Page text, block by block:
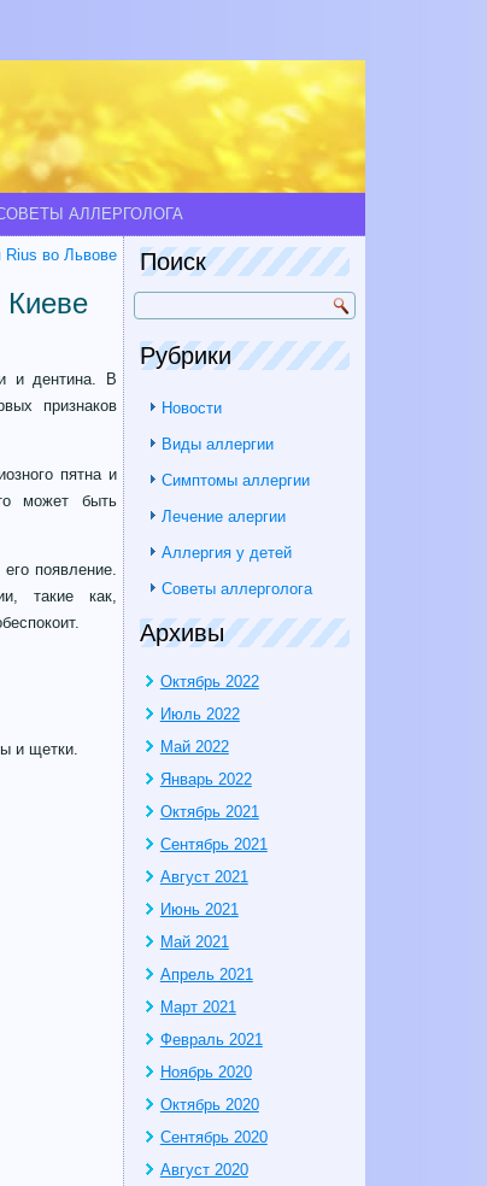
АЛЛЕРГОЛОГА
Rius во Львове
Киеве
и дентина. В
признаков
пятна и
может быть
появление.
такие как,
и щетки.
Поиск
Рубрики
Новости
Виды аллергии
Симптомы аллергии
Лечение алергии
Аллергия у детей
Советы аллерголога
Архивы
Октябрь 2022
Июль 2022
Май 2022
Январь 2022
Октябрь 2021
Сентябрь 2021
Август 2021
Июнь 2021
Май 2021
Апрель 2021
Март 2021
Февраль 2021
Ноябрь 2020
Октябрь 2020
Сентябрь 2020
Август 2020